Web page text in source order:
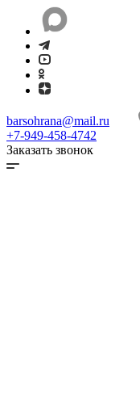
barsohrana@mail.ru
+7-949-458-4742
Заказать звонок